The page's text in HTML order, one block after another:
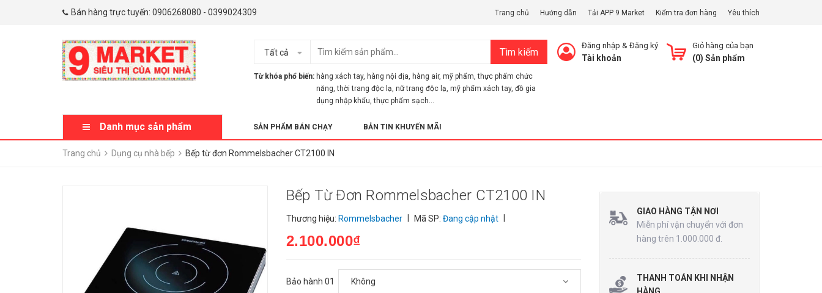
Bán hàng trực tuyến: 0906268080 - 0399024309 Trang chủ Hướng dẫn Tải APP 9 Market Kiểm tra đơn hàng Yêu thích
Tất cả Tìm kiếm
Từ khóa phổ biến: hàng xách tay, hàng nội địa, hàng air, mỹ phẩm,thực phẩm chức
năng,thời trang độc lạ, nữ trang độc lạ, mỹ phẩm xách tay, đồ gia
dụng nhập khẩu,thực phẩm sạch...
Giỏ hàng của bạn
(0) Sản phẩm
Đăng nhập & Đăng ký
Tài khoản
Danh mục sản phẩm SẢN PHẨM BÁN CHẠY BẢN TIN KHUYẾN MÃI
Trang chủ Dụng cụ nhà bếp Bếp từ đơn Rommelsbacher CT2100 IN
Bếp Từ Đơn Rommelsbacher CT2100 IN
Thương hiệu: Rommelsbacher Mã SP: Đang cập nhật
2.100.000₫
Bảo hành 01
GIAO HÀNG TẬN NƠI
Miễn phí vận chuyển với đơn
hàng trên 1.000.000 đ.
THANH TOÁN KHI NHẬN
Bếp từ đơn Rommelsbacher CT2100 IN